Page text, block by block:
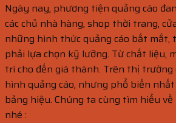
Ngày nay, phương tiện quảng cáo
các chủ nhà hàng, shop thời trang,
những hình thức quảng cáo bắt mắt,
phải lựa chọn kỹ lưỡng. Từ chất liệu,
trí cho đến giá thành. Trên thị trường
hình quảng cáo, nhưng phổ biến
bảng hiệu. Chúng ta cùng tìm hiểu
nhé :